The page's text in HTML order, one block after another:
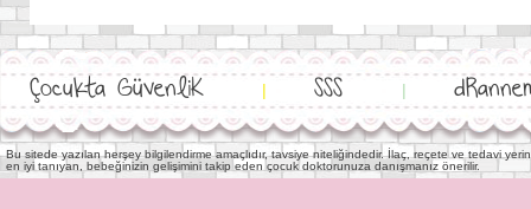
Çocukta GüvenliK | SSS |
Bu sitede yazılan herşey bilgilendirme amaçlıdır, tavsiye niteliğindedir. İlaç, reçete ve tedavi
en iyi tanıyan, bebeğinizin gelişimini takip eden çocuk doktorunuza danışmanız önerilir.